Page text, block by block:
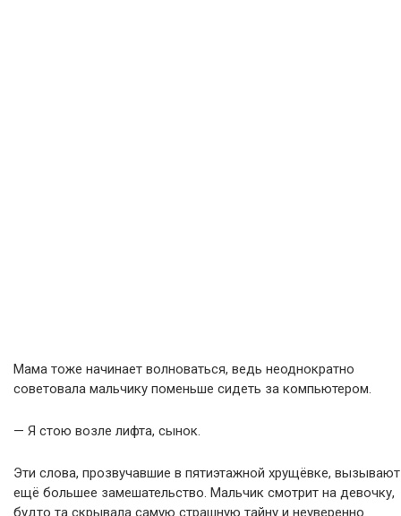
Мама тоже начинает волноваться, ведь неоднократно
советовала мальчику поменьше сидеть за компьютером.
— Я стою возле лифта, сынок.
Эти слова, прозвучавшие в пятиэтажной хрущёвке, вызывают
ещё большее замешательство. Мальчик смотрит на девочку,
будто та скрывала самую страшную тайну и неуверенно